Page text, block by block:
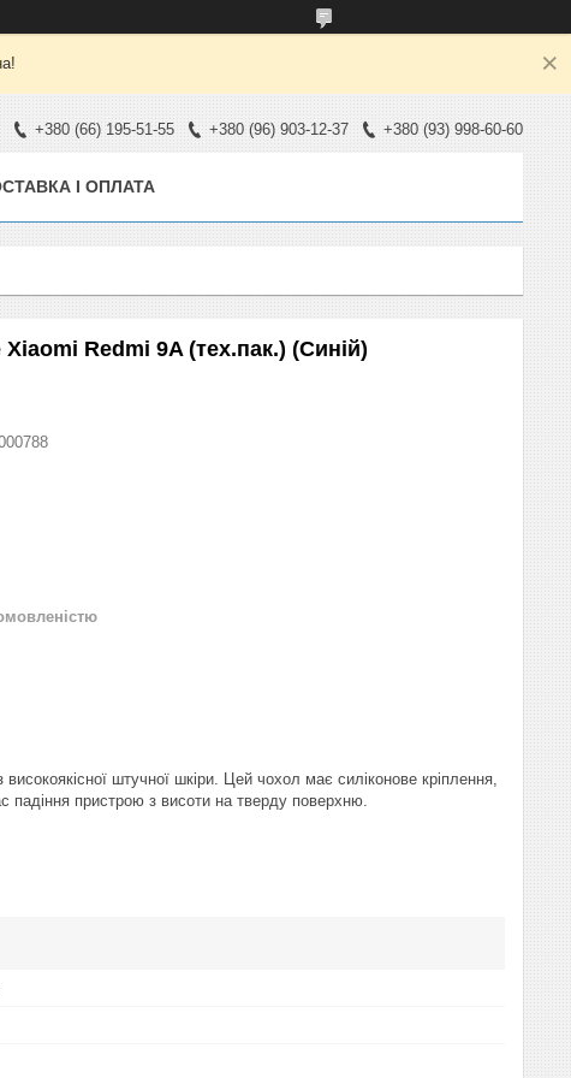
+380 (66) 195-51-55 +380 (96) 903-12-37 +380 (93) 998-60-60
І ОПЛАТА
Redmi 9A (тех.пак.) (Синій)
штучної шкіри. Цей чохол має силіконове кріплення,
пристрою з висоти на тверду поверхню.